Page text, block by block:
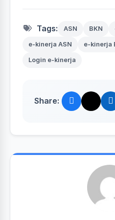
Tags: ASN BKN
e-kinerja ASN e-kinerja
Login e-kinerja
Share: